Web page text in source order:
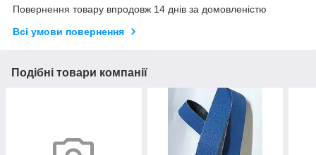
Повернення товару впродовж 14 днів за домовленістю
Всі умови повернення
Подібні товари компанії